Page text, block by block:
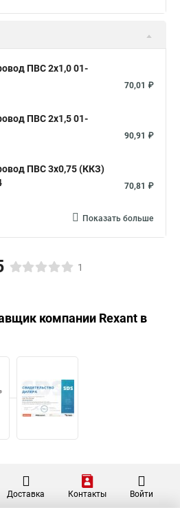
ПВС 2х1,0 01-
70,01 ₽
ПВС 2х1,5 01-
90,91 ₽
ПВС 3х0,75 (ККЗ)
70,81 ₽
Показать больше
1
компании Rexant в
Доставка Контакты Войти